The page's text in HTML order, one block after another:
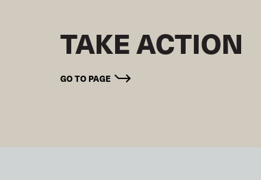
TAKE ACTION
GO TO PAGE